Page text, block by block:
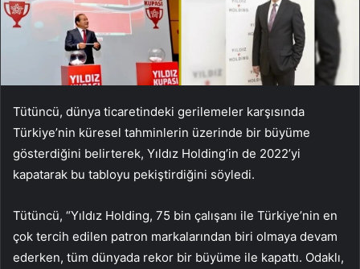
Tütüncü, dünya ticaretindeki gerilemeler karşısında
Türkiye’nin küresel tahminlerin üzerinde bir büyüme
gösterdiğini belirterek, Yıldız Holding’in de 2022’yi
kapatarak bu tabloyu pekiştirdiğini söyledi.
Tütüncü, “Yıldız Holding, 75 bin çalışanı ile Türkiye’nin en
çok tercih edilen patron markalarından biri olmaya devam
ederken, tüm dünyada rekor bir büyüme ile kapattı. Odaklı,